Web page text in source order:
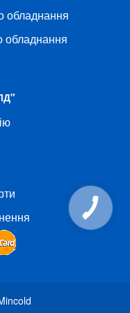
обладнання
обладнання
КНОПКА
СВЯЗИ